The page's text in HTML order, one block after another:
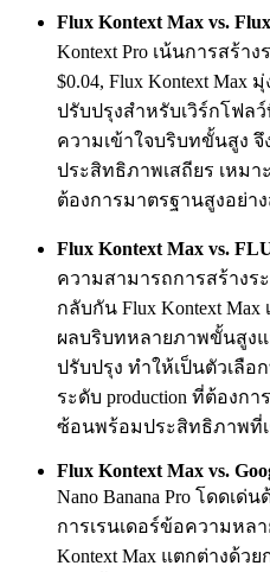
Flux Kontext Max vs.
Kontext Pro เน้นการสร้
$0.04, Flux Kontext
ปรับปรุงสำหรับเวิร์กโฟล
ความเข้าใจบริบทขั้นสูง
ประสิทธิภาพเสถียร เหม
ต้องการมาตรฐานสูงอย่า
Flux Kontext Max vs.
ความสามารถการสร้าง
กลับกัน Flux Kontext
ผลบริบทหลายภาพขั้นสูง
ปรับปรุง ทำให้เป็นตัวเลือ
ระดับ production ที่ต้องก
ซ้อนพร้อมประสิทธิภาพที่
Flux Kontext Max vs.
Nano Banana Pro โดดเ
การเรนเดอร์ข้อความหล
Kontext Max แตกต่างด้ว